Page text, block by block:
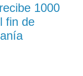
1000
fin de